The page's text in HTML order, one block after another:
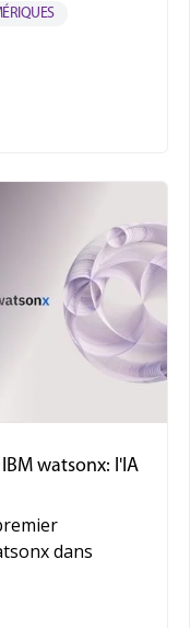
watsonx: l'IA
dans